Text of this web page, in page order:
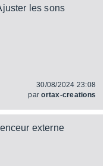
les sons
30/08/2024 23:08
parortax-creations
externe